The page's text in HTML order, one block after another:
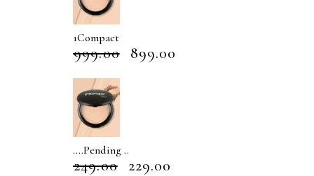
1Compact
₹999.00 899.00
....Pending ..
₹249.00 229.00